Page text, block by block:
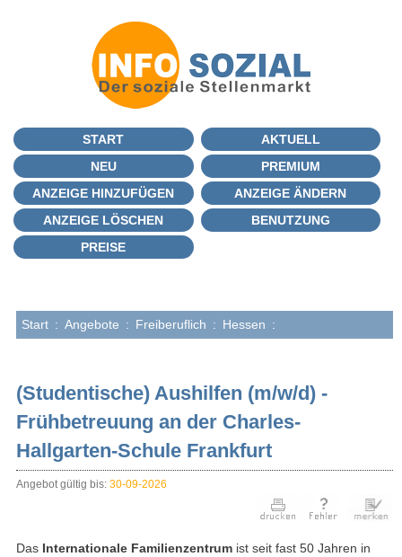
START
AKTUELL
NEU
PREMIUM
ANZEIGE HINZUFÜGEN
ANZEIGE ÄNDERN
ANZEIGE LÖSCHEN
BENUTZUNG
PREISE
Start : Angebote : Freiberuflich : Hessen :
(Studentische) Aushilfen (m/w/d) -
Frühbetreuung an der Charles-
Hallgarten-Schule Frankfurt
Angebot gültig bis: 30-09-2026
Das Internationale Familienzentrum ist seit fast 50 Jahren in